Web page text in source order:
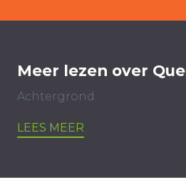
Meer lezen over
Achtergrond
LEES MEER